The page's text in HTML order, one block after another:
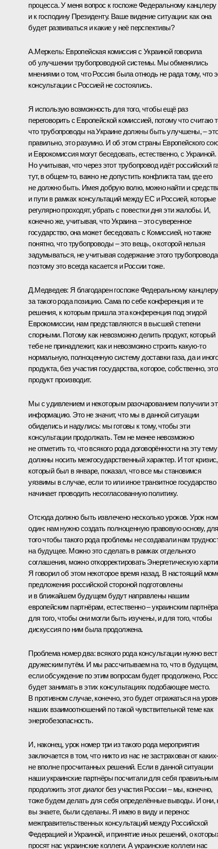
процесса. У меня вопрос к госпоже Федеральному канцлеру
и к господину Президенту. Ваше видение ситуации: как она
будет развиваться и какие у неё перспективы?
А.Меркель: Европейская комиссия с Украиной говорила
об улучшении трубопроводной системы. Мы обменялись
мнениями о том, что Россия была отнюдь не рада тому, что
консультации с Россией не состоялись.
Я использую возможность для того, чтобы ещё раз
переговорить с Европейской комиссией, потому что считаю
что трубопроводы на Украине должны быть улучшены, –
правильно, это разумно. И об этом страны Европейского
и Еврокомиссия могут беседовать, естественно, с Украиной.
Но учитывая, что через этот трубопровод идёт российский
тут, в общем‑то, важно не допустить конфликта там, где его
не должно быть. Имея добрую волю, можно найти и
и пути в рамках консультаций между ЕС и Россией, которые
регулярно проходят, убрать с повестки дня эти жалобы. И,
конечно же, учитывая, что Украина – это суверенное
государство, она может беседовать с Комиссией, но также
понятно, что трубопроводы – это вещь, о которой нельзя
задумываться, не учитывая содержание этого
поэтому это всегда касается и России тоже.
Д.Медведев: Я благодарен госпоже Федеральному канцлеру
за такого рода позицию. Сама по себе конференция и те
решения, к которым пришла эта конференция под эгидой
Еврокомиссии, нам представляются в высшей степени
спорными. Потому как невозможно делить продукт, который
тебе не принадлежит, как и невозможно строить какую‑то
нормальную, полноценную систему доставки газа, да и
продукта, без участия государства, которое, собственно,
продукт производит.
Мы с удивлением и некоторым разочарованием получили
информацию. Это не значит, что мы в данной ситуации
обиделись и надулись: мы готовы к тому, чтобы эти
консультации продолжать. Тем не менее невозможно
не отметить то, что всякого рода договорённости на эту тему
должны носить межгосударственный характер. И тот кризис,
который был в январе, показал, что все мы становимся
уязвимы в случае, если то или иное транзитное государство
начинает проводить несогласованную политику.
Отсюда должно быть извлечено несколько уроков. Урок
один: нам нужно создать полноценную правовую основу, для
того чтобы такого рода проблемы не создавали нам
на будущее. Можно это сделать в рамках отдельного
соглашения, можно откорректировать Энергетическую
Я говорил об этом некоторое время назад. В настоящий
предложения российской стороной подготовлены
и в ближайшем будущем будут направлены нашим
европейским партнёрам, естественно – украинским
для того, чтобы они могли быть изучены, и для того, чтобы
дискуссия по ним была продолжена.
Проблема номер два: всякого рода консультации нужно
дружеским путём. И мы рассчитываем на то, что в будущем,
если обсуждение по этим вопросам будет продолжено,
будет занимать в этих консультациях подобающее место.
В противном случае, конечно, это будет отражаться на
наших взаимоотношений по такой чувствительной теме как
энергобезопасность.
И, наконец, урок номер три из такого рода мероприятия
заключается в том, что никто из нас не застрахован от
не вполне просчитанных решений. Если в данной ситуации
наши украинские партнёры посчитали для себя правильным
продолжить этот диалог без участия России – мы, конечно,
тоже будем делать для себя определённые выводы. И они,
вы знаете, были сделаны. Я имею в виду и перенос
межправительственных консультаций между Российской
Федерацией и Украиной, и принятие иных решений, о
просят нас украинские коллеги. А украинские коллеги нас